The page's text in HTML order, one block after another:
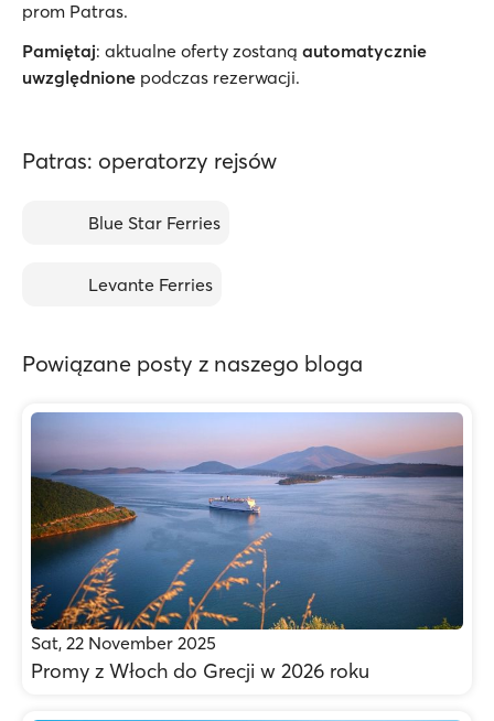
prom Patras.
Pamiętaj: aktualne oferty zostaną automatycznie
uwzględnione podczas rezerwacji.
Patras: operatorzy rejsów
Blue Star Ferries
Levante Ferries
Powiązane posty z naszego bloga
Sat, 22 November 2025
Promy z Włoch do Grecji w 2026 roku